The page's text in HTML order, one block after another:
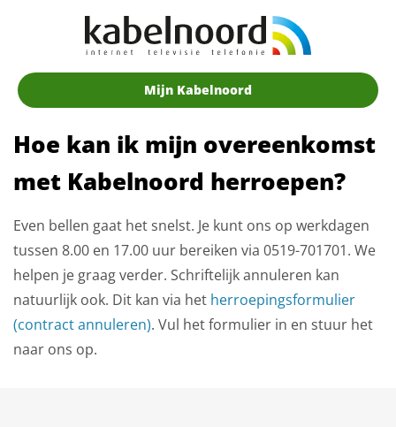
Mijn Kabelnoord
Hoe kan ik mijn overeenkomst
met Kabelnoord herroepen?
Even bellen gaat het snelst. Je kunt ons op werkdagen
tussen 8.00 en 17.00 uur bereiken via 0519-701701. We
helpen je graag verder. Schriftelijk annuleren kan
natuurlijk ook. Dit kan via het herroepingsformulier
(contract annuleren). Vul het formulier in en stuur het
naar ons op.